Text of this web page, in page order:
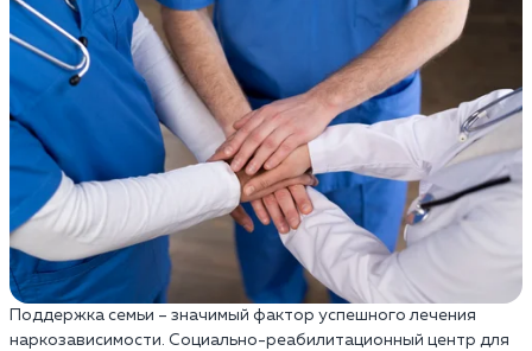
Поддержка семьи – значимый фактор успешного лечения
наркозависимости. Социально-реабилитационный центр для